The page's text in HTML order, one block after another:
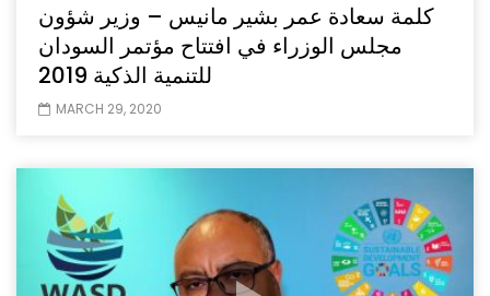
كلمة سعادة عمر بشير مانيس – وزير شؤون
مجلس الوزراء في افتتاح مؤتمر السودان
للتنمية الذكية 2019
MARCH 29, 2020